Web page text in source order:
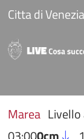
Salta al
Citta di Venezia
Marea